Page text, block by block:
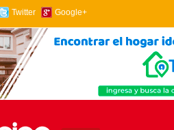
Twitter Google+